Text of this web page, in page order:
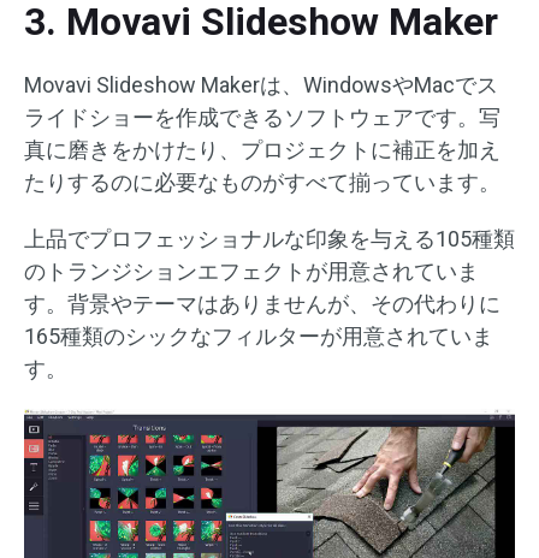
3. Movavi Slideshow Maker
Movavi Slideshow Makerは、WindowsやMacでス
ライドショーを作成できるソフトウェアです。写
真に磨きをかけたり、プロジェクトに補正を加え
たりするのに必要なものがすべて揃っています。
上品でプロフェッショナルな印象を与える105種類
のトランジションエフェクトが用意されていま
す。背景やテーマはありませんが、その代わりに
165種類のシックなフィルターが用意されていま
す。